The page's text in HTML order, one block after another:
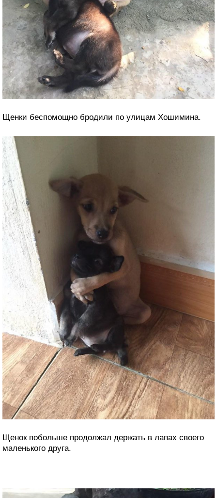
Щенки беспомощно бродили по улицам Хошимина.
Щенок побольше продолжал держать в лапах своего
маленького друга.